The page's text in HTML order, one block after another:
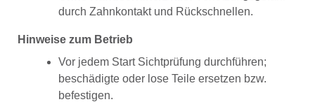
durch Zahnkontakt und Rückschnellen.
Hinweise zum Betrieb
Vor jedem Start Sichtprüfung durchführen;
beschädigte oder lose Teile ersetzen bzw.
befestigen.